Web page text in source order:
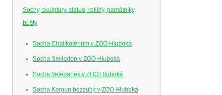
Sochy, skulptury, statue, reliéfy, památníky,
busty
Socha Chalikotérium v ZOO Hluboká
Socha Smilodon v ZOO Hluboká
Socha Veledaněk v ZOO Hluboká
Socha Koroun bezzubý v ZOO Hluboká